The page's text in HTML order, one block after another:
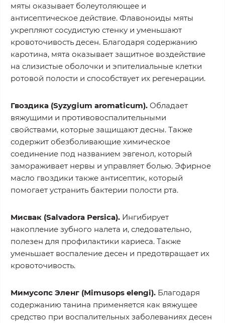
мяты оказывает болеутоляющее и
антисептическое действие. Флавоноиды мяты
укрепляют сосудистую стенку и уменьшают
кровоточивость десен. Благодаря содержанию
каротина, мята оказывает защитное воздействие
на слизистые оболочки и эпителиальные клетки
ротовой полости и способствует их регенерации.
Гвоздика (Syzygium aromaticum). Обладает
вяжущими и противовоспалительными
свойствами, которые защищают десны. Также
содержит обезболивающие химическое
соединение под названием эвгенол, который
замораживает нервы и управляет болью. Эфирное
масло гвоздики также антисептик, который
помогает устранить бактерии полости рта.
Мисвак (Salvadora Persica). Ингибирует
накопление зубного налета и, следовательно,
полезен для профилактики кариеса. Также
уменьшает воспаление десен и предотвращает их
кровоточивость.
Мимусопс Эленг (Mimusops elengi). Благодаря
содержанию танина применяется как вяжущее
средство при воспалительных заболеваниях десен